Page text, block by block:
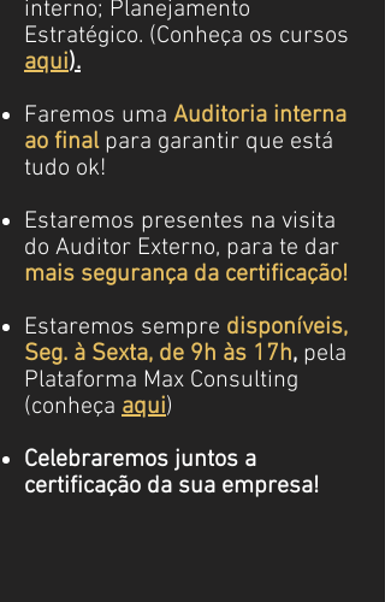
interno; Planejamento
Estratégico. (Conheça os cursos
aqui).
Faremos uma Auditoria interna
ao final para garantir que está
tudo ok!
Estaremos presentes na visita
do Auditor Externo, para te dar
mais segurança da certificação!
Estaremos sempre disponíveis,
Seg. à Sexta, de 9h às 17h, pela
Plataforma Max Consulting
(conheça aqui)
Celebraremos juntos a
certificação da sua empresa!